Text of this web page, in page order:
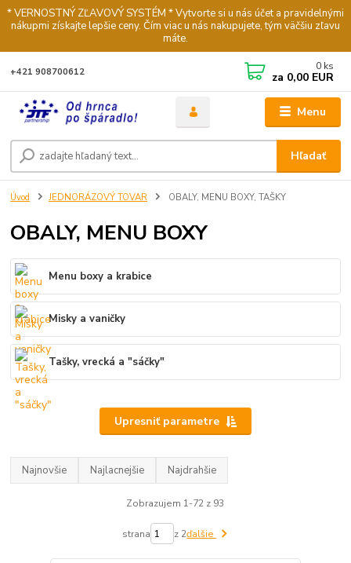
* VERNOSTNÝ ZĽAVOVÝ SYSTÉM * Vytvorte si u nás účet a pravidelnými
nákupmi získajte lepšie ceny. Čím viac u nás nakupujete, tým väčšiu zľavu
máte.
Menu
Hľadať
+421 908700612 0 ks
za 0,00 EUR
Úvod JEDNORÁZOVÝ TOVAR OBALY, MENU BOXY, TAŠKY
OBALY, MENU BOXY
Menu boxy a krabice
Misky a vaničky
Tašky, vrecká a "sáčky"
Upresniť parametre
Najnovšie Najlacnejšie Najdrahšie
Zobrazujem 1-72 z 93
strana z 2ďalšie